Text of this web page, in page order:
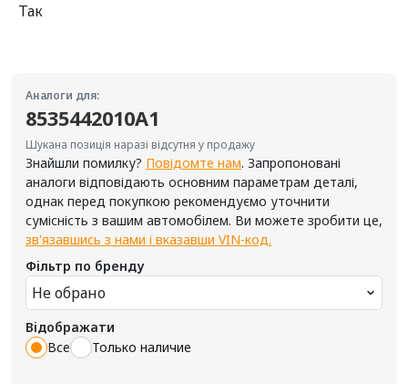
Так
Аналоги для:
8535442010A1
Шукана позиція наразі відсутня у продажу
Знайшли помилку? Повідомте нам. Запропоновані
аналоги відповідають основним параметрам деталі,
однак перед покупкою рекомендуємо уточнити
сумісність з вашим автомобілем. Ви можете зробити це,
зв'язавшись з нами і вказавши VIN-код.
Фільтр по бренду
Не обрано
Відображати
Все
Только наличие